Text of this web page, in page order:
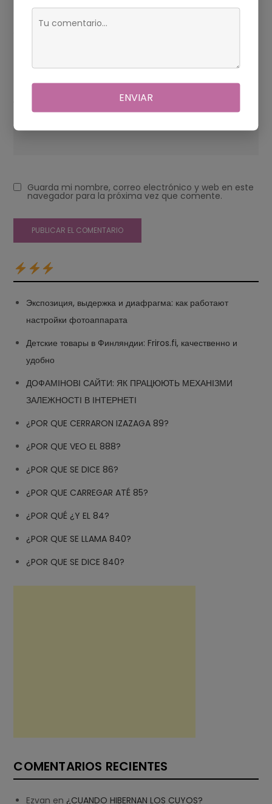
Guarda mi nombre, correo electrónico y web en este
navegador para la próxima vez que comente.
Экспозиция, выдержка и диафрагма: как работают
настройки фотоаппарата
Детские товары в Финляндии: Friros.fi, качественно и
удобно
ДОФАМІНОВІ САЙТИ: ЯК ПРАЦЮЮТЬ МЕХАНІЗМИ
ЗАЛЕЖНОСТІ В ІНТЕРНЕТІ
¿POR QUE CERRARON IZAZAGA 89?
¿POR QUE VEO EL 888?
¿POR QUE SE DICE 86?
¿POR QUE CARREGAR ATÉ 85?
¿POR QUÉ ¿Y EL 84?
¿POR QUE SE LLAMA 840?
¿POR QUE SE DICE 840?
COMENTARIOS RECIENTES
Ezvan en ¿CUANDO HIBERNAN LOS CUYOS?
ENVIAR